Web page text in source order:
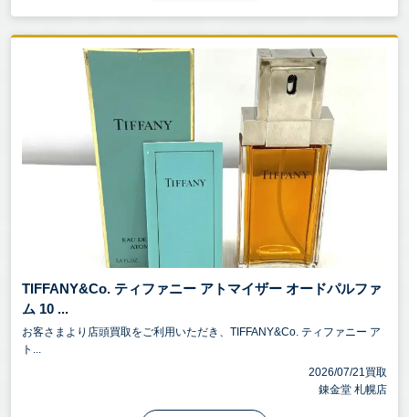
TIFFANY&Co. ティファニー アトマイザー オードパルファ
ム 10 ...
お客さまより店頭買取をご利用いただき、TIFFANY&Co. ティファニー ア
ト...
2026/07/21買取
錬金堂 札幌店